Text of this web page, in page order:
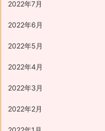
2022年7月
2022年6月
2022年5月
2022年4月
2022年3月
2022年2月